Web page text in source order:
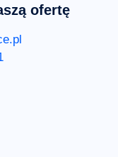
ofertę